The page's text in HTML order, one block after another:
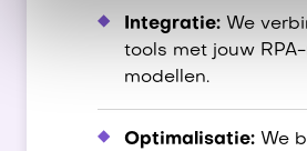
Integratie: We
tools met jouw
modellen.
Optimalisatie: We